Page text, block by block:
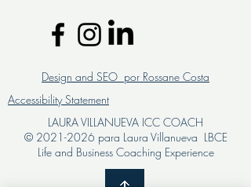
Design and SEO por Rossane Costa
Accessibility Statement
LAURA VILLANUEVA ICC COACH
© 2021-2026 para Laura Villanueva LBCE
Life and Business Coaching Experience